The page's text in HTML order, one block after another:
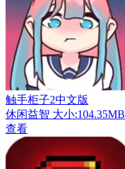
触手柜子2中文版
休闲益智 大小:104.35MB
查看